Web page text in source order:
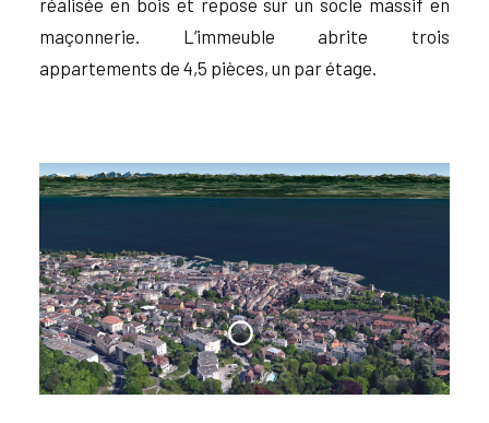
réalisée en bois et repose sur un socle massif en
maçonnerie. L’immeuble abrite trois
appartements de 4,5 pièces, un par étage.